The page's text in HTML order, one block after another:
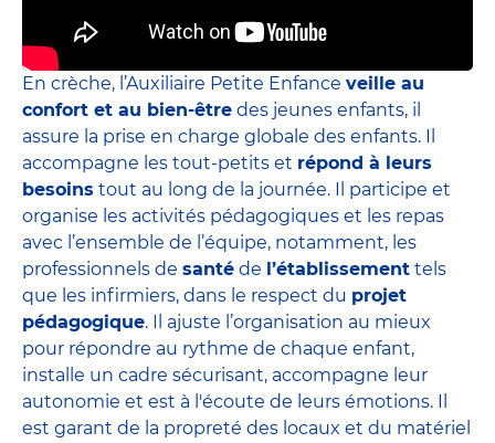
En crèche, l’Auxiliaire Petite Enfance veille au
confort et au bien-être des jeunes enfants, il
assure la prise en charge globale des enfants. Il
accompagne les tout-petits et répond à leurs
besoins tout au long de la journée. Il participe et
organise les activités pédagogiques et les repas
avec l’ensemble de l’équipe, notamment, les
professionnels de santé de l’établissement tels
que les infirmiers, dans le respect du projet
pédagogique. Il ajuste l’organisation au mieux
pour répondre au rythme de chaque enfant,
installe un cadre sécurisant, accompagne leur
autonomie et est à l'écoute de leurs émotions. Il
est garant de la propreté des locaux et du matériel